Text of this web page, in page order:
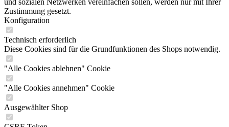
und sozialen Netzwerken vereinfachen sollen, werden nur mit Ihrer
Zustimmung gesetzt.
Konfiguration
Technisch erforderlich
Diese Cookies sind für die Grundfunktionen des Shops notwendig.
"Alle Cookies ablehnen" Cookie
"Alle Cookies annehmen" Cookie
Ausgewählter Shop